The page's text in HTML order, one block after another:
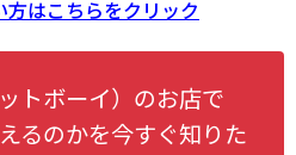
はこちらをクリック
トボーイ）のお店で
るのかを今すぐ知りた